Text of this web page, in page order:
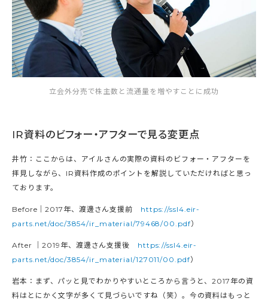
立会外分売で株主数と流通量を増やすことに成功
IR資料のビフォー・アフターで見る変更点
井竹：ここからは、アイルさんの実際の資料のビフォー・アフターを
拝見しながら、IR資料作成のポイントを解説していただければと思っ
ております。
Before｜2017年、渡邊さん支援前 https://ssl4.eir-
parts.net/doc/3854/ir_material/79468/00.pdf）
After ｜2019年、渡邊さん支援後 https://ssl4.eir-
parts.net/doc/3854/ir_material/127011/00.pdf）
岩本：まず、パッと見でわかりやすいところから言うと、2017年の資
料はとにかく文字が多くて見づらいですね（笑）。今の資料はもっと